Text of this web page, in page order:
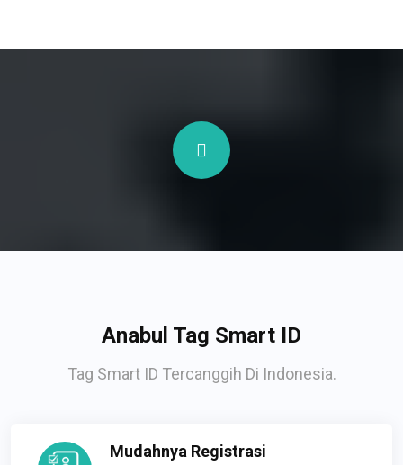
Anabul Tag Smart ID
Tag Smart ID Tercanggih Di Indonesia.
Mudahnya Registrasi